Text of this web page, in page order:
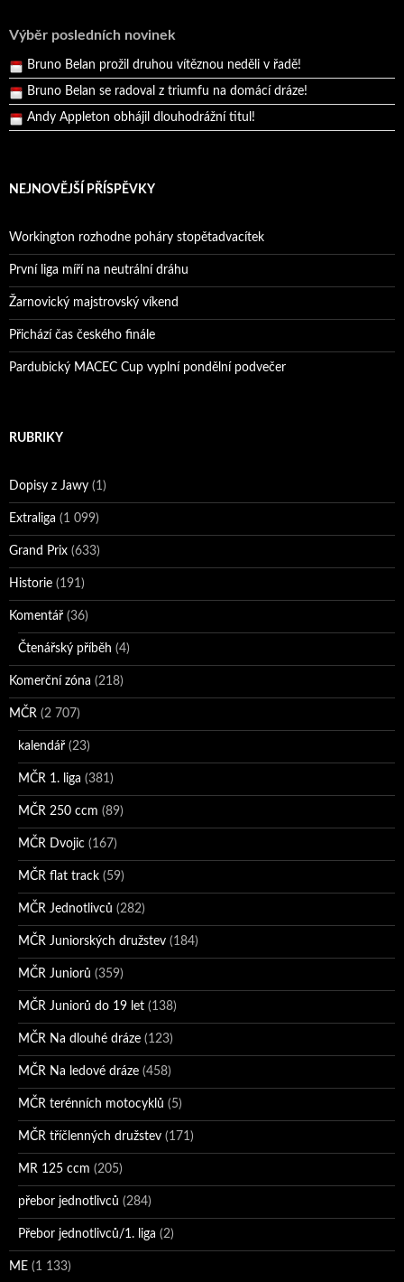
Výběr posledních novinek
Bruno Belan prožil druhou vítěznou neděli v řadě!
Bruno Belan se radoval z triumfu na domácí dráze!
Andy Appleton obhájil dlouhodrážní titul!
Reprezentační dvojice brala český titul!
NEJNOVĚJŠÍ PŘÍSPĚVKY
Workington rozhodne poháry stopětadvacítek
První liga míří na neutrální dráhu
Žarnovický majstrovský víkend
Přichází čas českého finále
Pardubický MACEC Cup vyplní pondělní podvečer
RUBRIKY
Dopisy z Jawy (1)
Extraliga (1 099)
Grand Prix (633)
Historie (191)
Komentář (36)
Čtenářský příběh (4)
Komerční zóna (218)
MČR (2 707)
kalendář (23)
MČR 1. liga (381)
MČR 250 ccm (89)
MČR Dvojic (167)
MČR flat track (59)
MČR Jednotlivců (282)
MČR Juniorských družstev (184)
MČR Juniorů (359)
MČR Juniorů do 19 let (138)
MČR Na dlouhé dráze (123)
MČR Na ledové dráze (458)
MČR terénních motocyklů (5)
MČR tříčlenných družstev (171)
MR 125 ccm (205)
přebor jednotlivců (284)
Přebor jednotlivců/1. liga (2)
ME (1 133)